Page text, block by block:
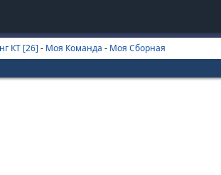
КТ [26] - Моя Команда - Моя Сборная